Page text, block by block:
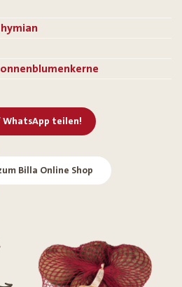
WhatsApp teilen!
Billa Online Shop